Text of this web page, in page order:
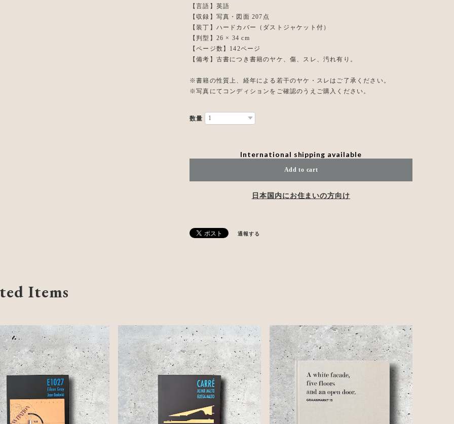
【言語】英語
【収録】写真・図面 207点
【装丁】ハードカバー（ダストジャケット付）
【判型】26 × 34 cm
【ページ数】142ページ
【備考】古書につき書籍のヤケ、傷、スレ、汚れ有り。
※書籍の性質上、経年による若干のヤケ・スレはご了承ください。
※写真にてコンディションをご確認のうえご購入ください。
数量
International shipping available
Add to cart
日本国内にお住まいの方向け
通報する
Items